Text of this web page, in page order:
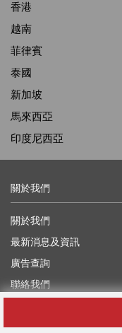
香港
越南
菲律賓
泰國
新加坡
馬來西亞
印度尼西亞
關於我們
關於我們
最新消息及資訊
廣告查詢
聯絡我們
尋找代理